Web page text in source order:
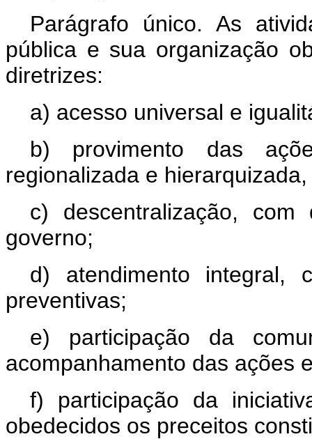
Parágrafo único. As
pública e sua organização
diretrizes:
a) acesso universal e
b) provimento das
regionalizada e
c) descentralização,
governo;
d) atendimento integral,
preventivas;
e) participação da
acompanhamento das ações
f) participação da
obedecidos os preceitos